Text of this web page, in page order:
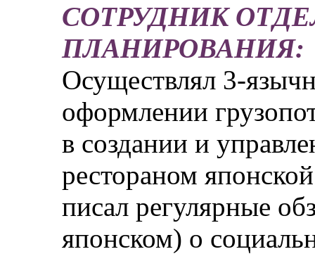
СОТРУДНИК
ПЛАНИРОВАНИЯ:
Осуществлял 3-
оформлении
в создании и
рестораном
писал регулярные
японском) о